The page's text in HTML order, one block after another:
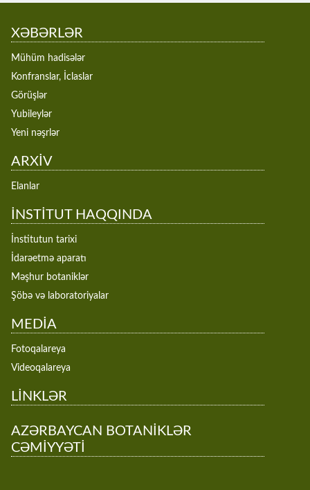
XƏBƏRLƏR
Mühüm hadisələr
Konfranslar, İclaslar
Görüşlər
Yubileylər
Yeni nəşrlər
ARXİV
Elanlar
İNSTİTUT HAQQINDA
İnstitutun tarixi
İdarəetmə aparatı
Məşhur botaniklər
Şöbə və laboratoriyalar
MEDİA
Fotoqalareya
Videoqalareya
LİNKLƏR
AZƏRBAYCAN BOTANİKLƏR
CƏMİYYƏTİ